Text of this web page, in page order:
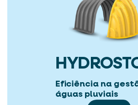
Eficiência na
águas pluviais